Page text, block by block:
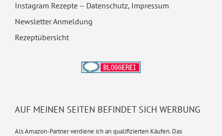
Instagram Rezepte – Datenschutz, Impressum
Newsletter Anmeldung
Rezeptübersicht
AUF MEINEN SEITEN BEFINDET SICH WERBUNG
Als Amazon-Partner verdiene ich an qualifizierten Käufen. Das